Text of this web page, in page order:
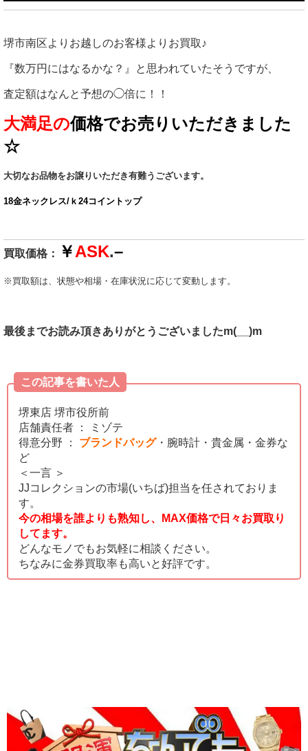
堺市南区よりお越しのお客様よりお買取♪
『数万円にはなるかな？』と思われていたそうですが、
査定額はなんと予想の◯倍に！！
大満足の価格でお売りいただきました
☆
大切なお品物をお譲りいただき有難うございます。
18金ネックレス/ｋ24コイントップ
買取価格： ￥ASK.–
※買取額は、状態や相場・在庫状況に応じて変動します。
最後までお読み頂きありがとうございましたm(__)m
この記事を書いた人
堺東店 堺市役所前
店舗責任者 ： ミゾテ
得意分野 ：
ブランドバッグ・腕時計・貴金属・金券な
ど
＜一言 ＞
JJコレクションの市場(いちば)担当を任されておりま
す。
今の相場を誰よりも熟知し、MAX価格で日々お買取り
してます。
どんなモノでもお気軽に相談ください。
ちなみに金券買取率も高いと好評です。